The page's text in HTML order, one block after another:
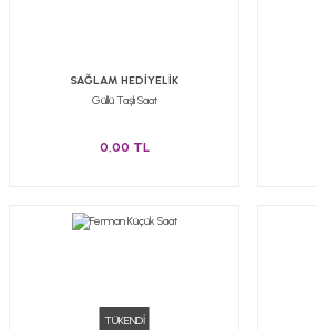
SAĞLAM HEDİYELİK
Güllü Taşlı Saat
0,00 TL
TÜKENDİ